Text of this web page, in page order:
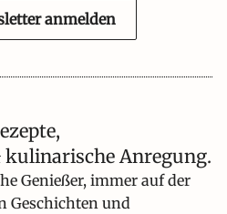
anmelden
kulinarische Anregung.
Genießer, immer auf der
Geschichten und